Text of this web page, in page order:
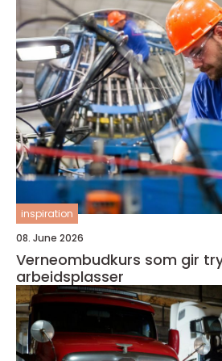
inspiration
08. June 2026
Verneombudkurs som gir
arbeidsplasser